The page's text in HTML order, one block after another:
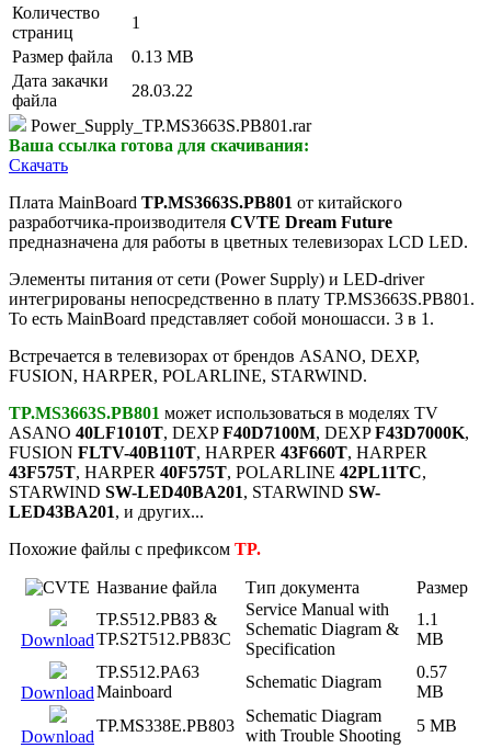
Количество
страниц
1
Размер файла
0.13 MB
Дата закачки
файла
28.03.22
Power_Supply_TP.MS3663S.PB801.rar
Ваша ссылка готова для скачивания:
Скачать
Плата MainBoard TP.MS3663S.PB801 от китайского
разработчика-производителя CVTE Dream Future
предназначена для работы в цветных телевизорах LCD LED.
Элементы питания от сети (Power Supply) и LED-driver
интегрированы непосредственно в плату TP.MS3663S.PB801.
То есть MainBoard представляет собой моношасси. 3 в 1.
Встречается в телевизорах от брендов ASANO, DEXP,
FUSION, HARPER, POLARLINE, STARWIND.
TP.MS3663S.PB801 может использоваться в моделях TV
ASANO 40LF1010T, DEXPF40D7100M, DEXPF43D7000K,
FUSION FLTV-40B110T, HARPER 43F660T, HARPER
43F575T, HARPER 40F575T, POLARLINE 42PL11TC,
STARWIND SW-LED40BA201, STARWIND SW-
LED43BA201, и других...
Похожие файлы с префиксом TP.
Название файла Тип документа Размер
Download
TP.S512.PB83 &
TP.S2T512.PB83C
Service Manual with
Schematic Diagram &
Specification
1.1
MB
Download
TP.S512.PA63
Mainboard
Schematic Diagram
0.57
MB
Download
TP.MS338E.PB803
Schematic Diagram
with Trouble Shooting
5 MB